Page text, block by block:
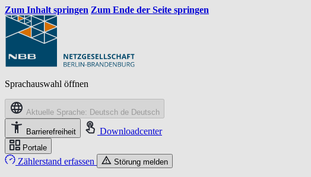
Zum Inhalt springen Zum Ende der Seite springen
Sprachauswahl öffnen
Aktuelle Sprache: Deutsch de Deutsch
Barrierefreiheit Downloadcenter
Portale
Zählerstand erfassen Störung melden